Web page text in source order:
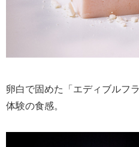
卵白で固めた「エディブルフ
体験の食感。